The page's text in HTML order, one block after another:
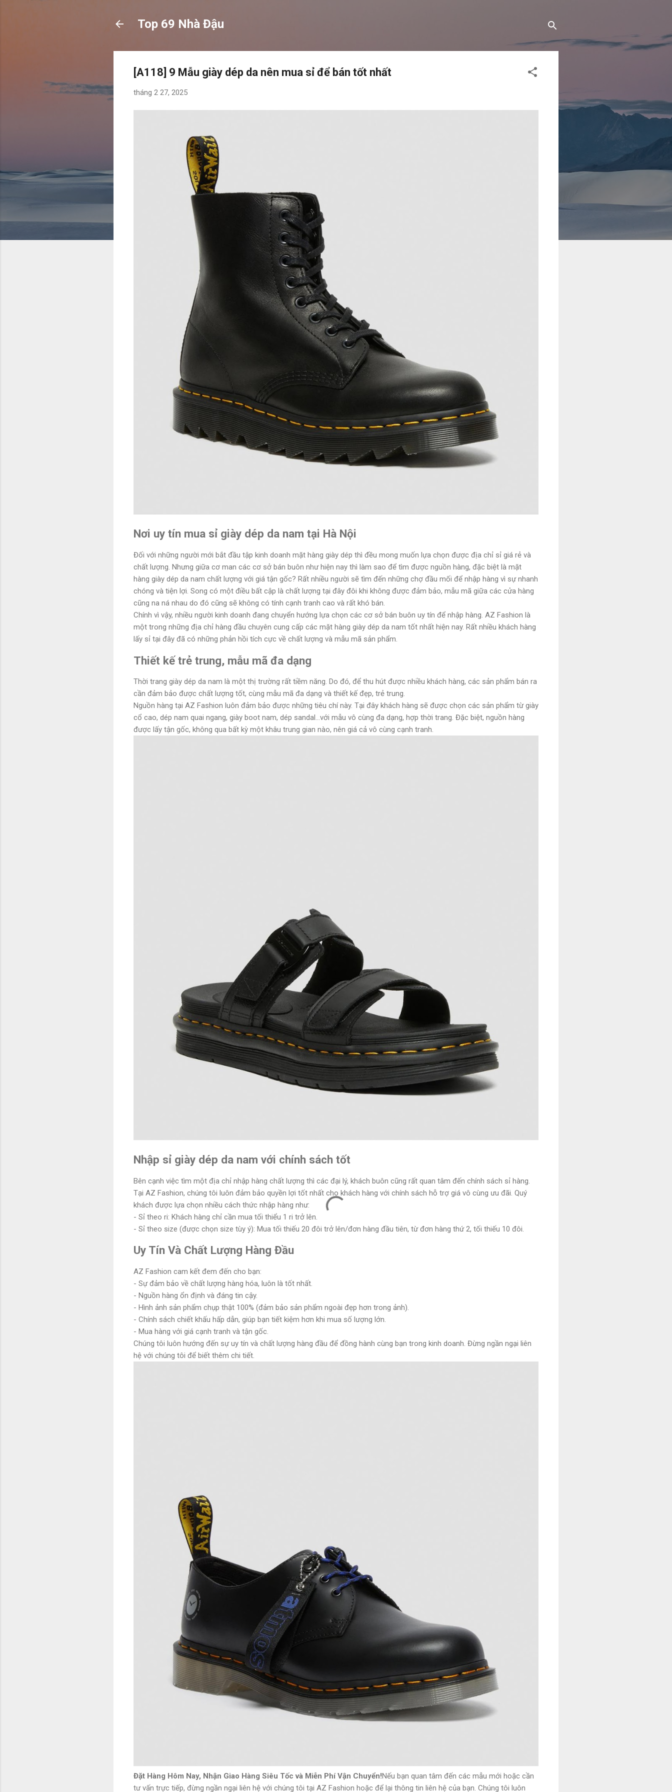
Top 69 Nhà Đậu
[A118] 9 Mẫu giày dép da nên mua sỉ để bán tốt nhất
tháng 2 27, 2025
Nơi uy tín mua sỉ giày dép da nam tại Hà Nội
Đối với những người mới bắt đầu tập kinh doanh mặt hàng giày dép thì đều mong muốn lựa chọn được địa chỉ sỉ giá rẻ và
chất lượng. Nhưng giữa cơ man các cơ sở bán buôn như hiện nay thì làm sao để tìm được nguồn hàng, đặc biệt là mặt
hàng giày dép da nam chất lượng với giá tận gốc? Rất nhiều người sẽ tìm đến những chợ đầu mối để nhập hàng vì sự nhanh
chóng và tiện lợi. Song có một điều bất cập là chất lượng tại đây đôi khi không được đảm bảo, mẫu mã giữa các cửa hàng
cũng na ná nhau do đó cũng sẽ không có tính cạnh tranh cao và rất khó bán.
Chính vì vậy, nhiều người kinh doanh đang chuyển hướng lựa chọn các cơ sở bán buôn uy tín để nhập hàng. AZ Fashion là
một trong những địa chỉ hàng đầu chuyên cung cấp các mặt hàng giày dép da nam tốt nhất hiện nay. Rất nhiều khách hàng
lấy sỉ tại đây đã có những phản hồi tích cực về chất lượng và mẫu mã sản phẩm.
Thiết kế trẻ trung, mẫu mã đa dạng
Thời trang giày dép da nam là một thị trường rất tiềm năng. Do đó, để thu hút được nhiều khách hàng, các sản phẩm bán ra
cần đảm bảo được chất lượng tốt, cùng mẫu mã đa dạng và thiết kế đẹp, trẻ trung.
Nguồn hàng tại AZ Fashion luôn đảm bảo được những tiêu chí này. Tại đây khách hàng sẽ được chọn các sản phẩm từ giày
cổ cao, dép nam quai ngang, giày boot nam, dép sandal...với mẫu vô cùng đa dạng, hợp thời trang. Đặc biệt, nguồn hàng
được lấy tận gốc, không qua bất kỳ một khâu trung gian nào, nên giá cả vô cùng cạnh tranh.
Nhập sỉ giày dép da nam với chính sách tốt
Bên cạnh việc tìm một địa chỉ nhập hàng chất lượng thì các đại lý, khách buôn cũng rất quan tâm đến chính sách sỉ hàng.
Tại AZ Fashion, chúng tôi luôn đảm bảo quyền lợi tốt nhất cho khách hàng với chính sách hỗ trợ giá vô cùng ưu đãi. Quý
khách được lựa chọn nhiều cách thức nhập hàng như:
- Sỉ theo ri: Khách hàng chỉ cần mua tối thiểu 1 ri trở lên.
- Sỉ theo size (được chọn size tùy ý): Mua tối thiếu 20 đôi trở lên/đơn hàng đầu tiên, từ đơn hàng thứ 2, tối thiếu 10 đôi.
Uy Tín Và Chất Lượng Hàng Đầu
AZ Fashion cam kết đem đến cho bạn:
- Sự đảm bảo về chất lượng hàng hóa, luôn là tốt nhất.
- Nguồn hàng ổn định và đáng tin cậy.
- Hình ảnh sản phẩm chụp thật 100% (đảm bảo sản phẩm ngoài đẹp hơn trong ảnh).
- Chính sách chiết khấu hấp dẫn, giúp bạn tiết kiệm hơn khi mua số lượng lớn.
- Mua hàng với giá cạnh tranh và tận gốc.
Chúng tôi luôn hướng đến sự uy tín và chất lượng hàng đầu để đồng hành cùng bạn trong kinh doanh. Đừng ngần ngại liên
hệ với chúng tôi để biết thêm chi tiết.
Đặt Hàng Hôm Nay, Nhận Giao Hàng Siêu Tốc và Miễn Phí Vận Chuyển!Nếu bạn quan tâm đến các mẫu mới hoặc cần
tư vấn trực tiếp, đừng ngần ngại liên hệ với chúng tôi tại AZ Fashion hoặc để lại thông tin liên hệ của bạn. Chúng tôi luôn